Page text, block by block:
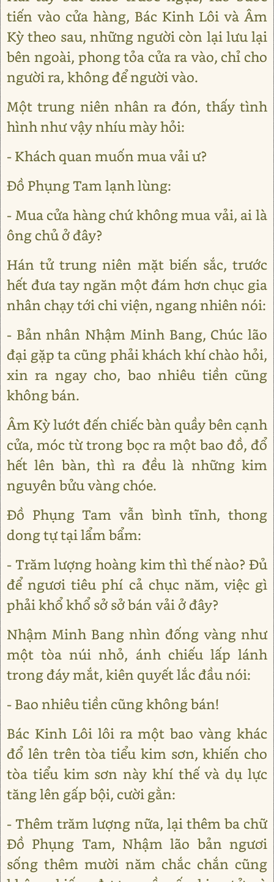
tiến vào cửa hàng, Bác Kinh Lôi và Âm
Kỳ theo sau, những người còn lại lưu lại
bên ngoài, phong tỏa cửa ra vào, chỉ cho
người ra, không để người vào.
Một trung niên nhân ra đón, thấy tình
hình như vậy nhíu mày hỏi:
- Khách quan muốn mua vải ư?
Đồ Phụng Tam lạnh lùng:
- Mua cửa hàng chứ không mua vải, ai là
ông chủ ở đây?
Hán tử trung niên mặt biến sắc, trước
hết đưa tay ngăn một đám hơn chục gia
nhân chạy tới chi viện, ngang nhiên nói:
- Bản nhân Nhậm Minh Bang, Chúc lão
đại gặp ta cũng phải khách khí chào hỏi,
xin ra ngay cho, bao nhiêu tiền cũng
không bán.
Âm Kỳ lướt đến chiếc bàn quầy bên cạnh
cửa, móc từ trong bọc ra một bao đồ, đổ
hết lên bàn, thì ra đều là những kim
nguyên bửu vàng chóe.
Đồ Phụng Tam vẫn bình tĩnh, thong
dong tự tại lẩm bẩm:
- Trăm lượng hoàng kim thì thế nào? Đủ
để ngươi tiêu phí cả chục năm, việc gì
phải khổ khổ sở sở bán vải ở đây?
Nhậm Minh Bang nhìn đống vàng như
một tòa núi nhỏ, ánh chiếu lấp lánh
trong đáy mắt, kiên quyết lắc đầu nói:
- Bao nhiêu tiền cũng không bán!
Bác Kinh Lôi lôi ra một bao vàng khác
đổ lên trên tòa tiểu kim sơn, khiến cho
tòa tiểu kim sơn này khí thế và dụ lực
tăng lên gấp bội, cười gằn:
- Thêm trăm lượng nữa, lại thêm ba chữ
Đồ Phụng Tam, Nhậm lão bản ngươi
sống thêm mười năm chắc chắn cũng